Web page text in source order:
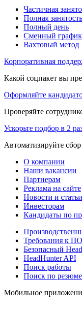
Частичная
Полная занятость
Полный день
Сменный график
Вахтовый метод
Корпоративная
Какой соцпакет вы
Оформляйте
Проверяйте
Ускорьте подбор в 2
Автоматизируйте
О компании
Наши вакансии
Партнерам
Реклама на сайте
Новости и статьи
Инвесторам
Кандидаты по
Требования к ПО
Безопасный
HeadHunter API
Поиск работы
Поиск по резюме
Мобильное